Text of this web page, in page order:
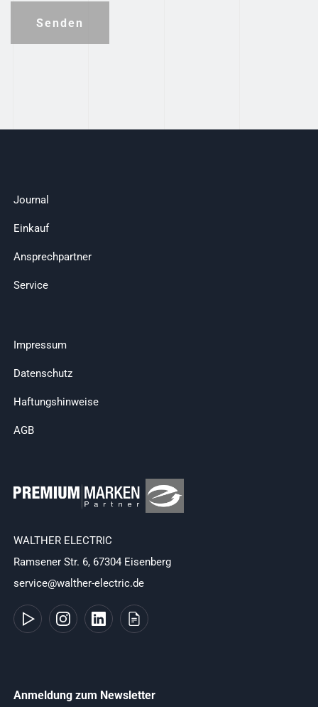
Senden
Journal
Einkauf
Ansprechpartner
Service
Impressum
Datenschutz
Haftungshinweise
AGB
WALTHER ELECTRIC
Ramsener Str. 6, 67304 Eisenberg
service@walther-electric.de
Anmeldung zum Newsletter